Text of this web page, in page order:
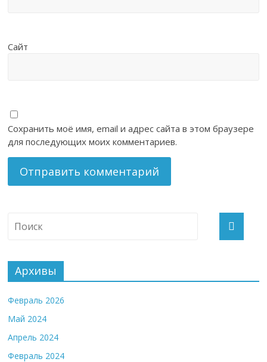
Сайт
Сохранить моё имя, email и адрес сайта в этом браузере
для последующих моих комментариев.
Архивы
Февраль 2026
Май 2024
Апрель 2024
Февраль 2024